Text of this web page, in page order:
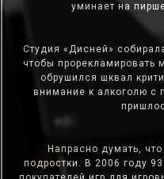
уминает на
Студия «Дисней»
чтобы прорекламировать
обрушился шквал
внимание к алкоголю с
Напрасно думать,
подростки. В 2006 году